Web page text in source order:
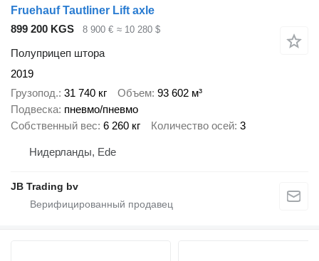
Fruehauf Tautliner Lift axle
899 200 KGS
8 900 € ≈ 10 280 $
Полуприцеп штора
2019
Грузопод. 31 740 кг Объем 93 602 м³
Подвеска пневмо/пневмо
Собственный вес 6 260 кг Количество осей 3
Нидерланды, Ede
JB Trading bv